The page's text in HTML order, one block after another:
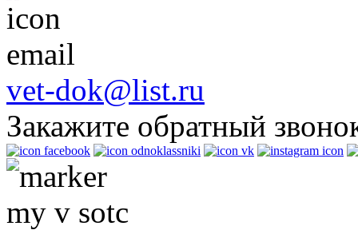
vet-dok@list.ru
Закажите обратный